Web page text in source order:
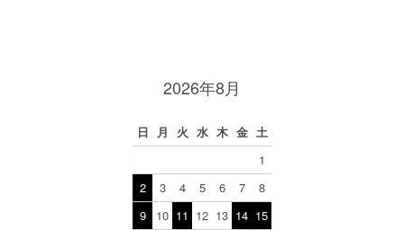
2026年8月
日 月 火 水 木 金 土
1
2
3 4 5 6 7
8
9
10 11 12 13 14 15